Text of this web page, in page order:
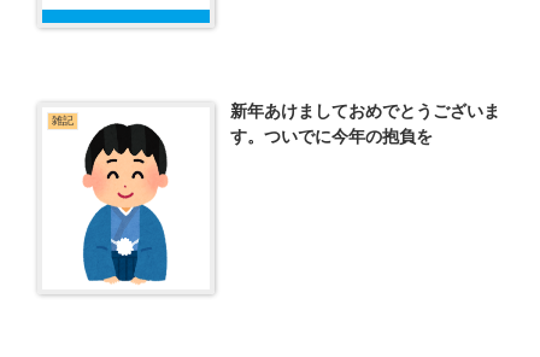
雑記
新年あけましておめでとうございま
す。ついでに今年の抱負を